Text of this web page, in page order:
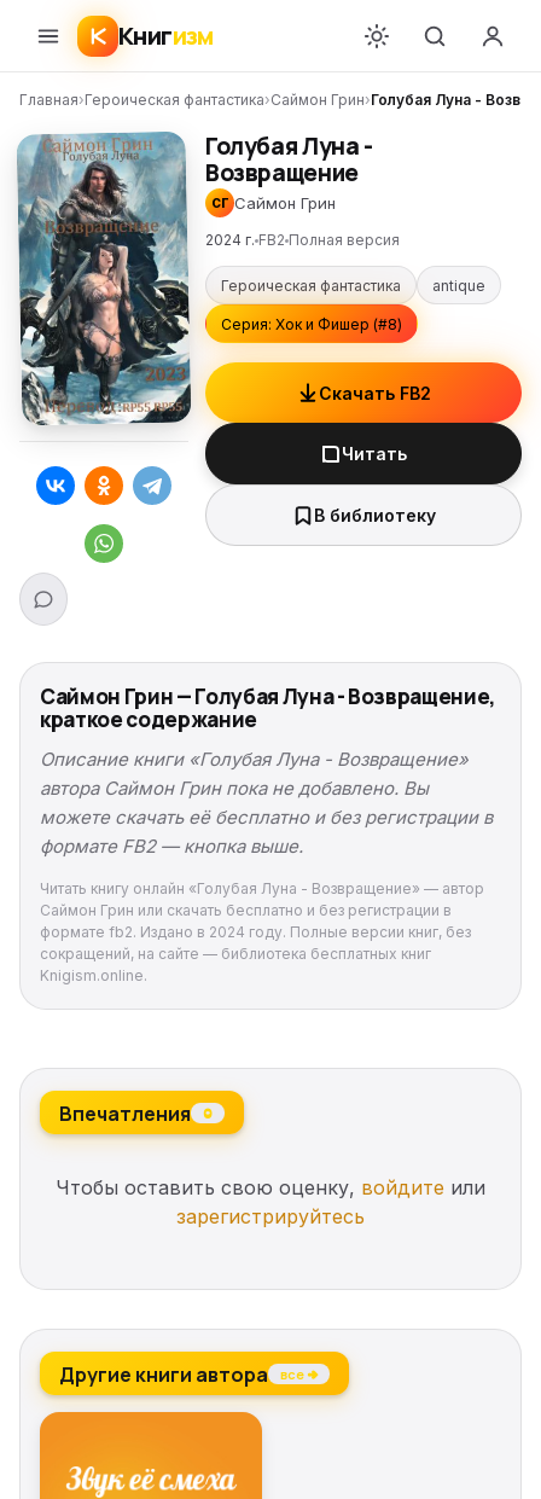
Книгизм
Главная›Героическая фантастика›Саймон Грин›Голубая Луна -
Голубая Луна -
Возвращение
СГ Саймон Грин
2024 г. FB2 Полная версия
Героическая фантастика antique
Серия: Хок и Фишер (#8)
Скачать FB2
Читать
В библиотеку
Саймон Грин — Голубая Луна - Возвращение,
краткое содержание
Описание книги «Голубая Луна - Возвращение»
автора Саймон Грин пока не добавлено. Вы
можете скачать её бесплатно и без регистрации в
формате FB2 — кнопка выше.
Читать книгу онлайн «Голубая Луна - Возвращение» — автор
Саймон Грин или скачать бесплатно и без регистрации в
формате fb2. Издано в 2024 году. Полные версии книг, без
сокращений, на сайте — библиотека бесплатных книг
Knigism.online.
Впечатления 0
Чтобы оставить свою оценку, войдите или
зарегистрируйтесь
Другие книги автора все →